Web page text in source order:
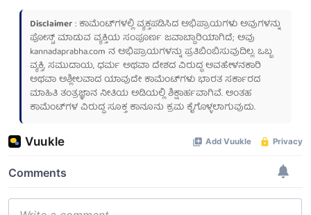
Disclaimer: ಕಾಮೆಂಟ್‌ಗಳಲ್ಲಿ ವ್ಯಕ್ತಪಡಿಸಿದ ಅಭಿಪ್ರಾಯಗಳು ಅವುಗಳನ್ನು
ಪೋಸ್ಟ್ ಮಾಡುವ ವ್ಯಕ್ತಿಯ ಸಂಪೂರ್ಣ ಜವಾಬ್ದಾರಿಯಾಗಿದೆ; ಅವು
kannadaprabha.com ನ ಅಭಿಪ್ರಾಯಗಳನ್ನು ಪ್ರತಿಬಿಂಬಿಸುವುದಿಲ್ಲ. ಒಬ್ಬ
ವ್ಯಕ್ತಿ, ಸಮುದಾಯ, ಧರ್ಮ ಅಥವಾ ದೇಶದ ವಿರುದ್ಧ ಅವಹೇಳನಕಾರಿ
ಅಥವಾ ಅಶ್ಲೀಲವಾದ ಯಾವುದೇ ಕಾಮೆಂಟ್‌ಗಳು ಭಾರತ ಸರ್ಕಾರದ
ಮಾಹಿತಿ ತಂತ್ರಜ್ಞಾನ ನೀತಿಯ ಅಡಿಯಲ್ಲಿ ಶಿಕ್ಷಾರ್ಹವಾಗಿವೆ. ಅಂತಹ
ಕಾಮೆಂಟ್‌ಗಳ ವಿರುದ್ಧ ಸೂಕ್ತ ಕಾನೂನು ಕ್ರಮ ಕೈಗೊಳ್ಳಲಾಗುವುದು.